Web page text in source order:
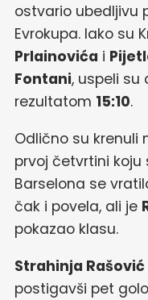
ostvario ubedljivu
Evrokupa. Iako su
Prlainovića i
Fontani, uspeli
rezultatom 15:10.
Odlično su krenuli
prvoj četvrtini koju
Barselona se
čak i povela, ali je
pokazao klasu.
Strahinja Rašović
postigavši pet